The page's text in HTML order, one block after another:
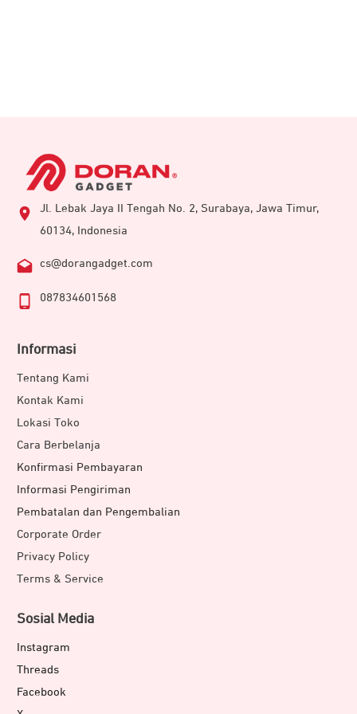
Samsung
Galaxy Tab S10+ mempertahankan tampilan
AMOLED 12.4 inci. Rasakan proses scrolling dan menulis
angka 120Hz. Teknologi anti-glare dan Vision Booster
pengguna, bahkan ketika berada di bawah cahaya yang
penggunaan di berbagai kondisi. Sertifikasi IP68 yang
tangguh hingga kedalaman 1.5 meter selama maksimal
Jl. Lebak Jaya II Tengah No. 2, Surabaya, Jawa Timur,
60134, Indonesia
cs@dorangadget.com
087834601568
Informasi
Tentang Kami
Kontak Kami
Lokasi Toko
Cara Berbelanja
Konfirmasi Pembayaran
Informasi Pengiriman
Pembatalan dan Pengembalian
Corporate Order
Privacy Policy
Terms & Service
Sosial Media
Instagram
Threads
Facebook